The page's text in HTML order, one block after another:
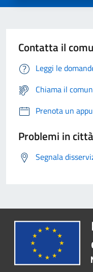
Contatta il
Leggi le
Chiama il
Prenota un
Problemi in città
Segnala